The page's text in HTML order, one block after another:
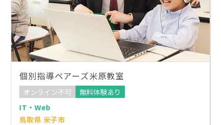
個別指導ベアーズ米原教室
オンライン不可
無料体験あり
IT・Web
鳥取県 米子市